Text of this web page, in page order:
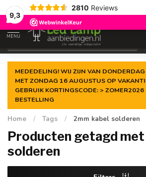
9,3
2810 Reviews
Gegarandeerde delaagste prijs
MENU
MEDEDELING! WIJ ZIJN VAN
MET ZONDAG 16 AUGUSTUS OP
GEBRUIK KORTINGSCODE: > ZOMER2026
BESTELLING
Home / Tags / 2mm kabel solderen
Producten getagd met
solderen